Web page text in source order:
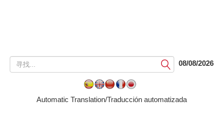
提
交
08/08/2026
Automatic Translation/Traducción automatizada